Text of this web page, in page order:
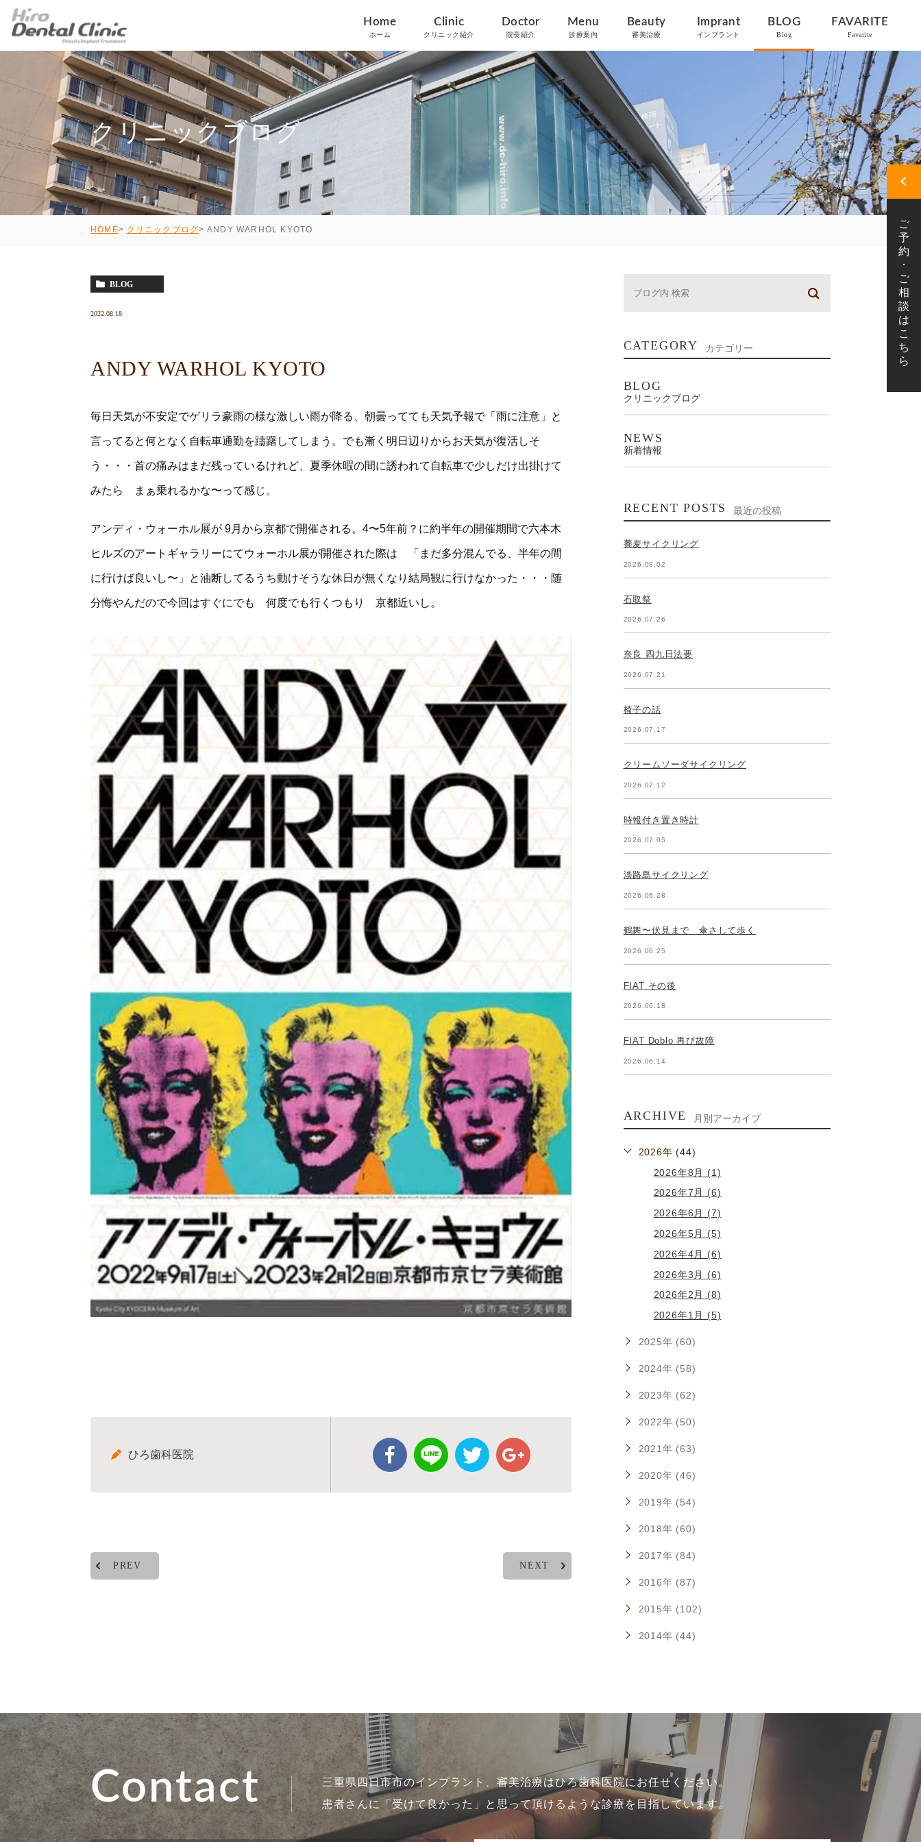
Home
ホーム
Clinic
クリニック紹介
Doctor
院長紹介
Menu
診療案内
Beauty
審美治療
Imprant
インプラント
BLOG
Blog
FAVARITE
Favarite
クリニックブログ
HOME クリニックブログ ANDY WARHOL KYOTO
BLOG
2022.08.18
ANDY WARHOL KYOTO
毎日天気が不安定でゲリラ豪雨の様な激しい雨が降る、朝曇ってても天気予報で「雨に注意」と
言ってると何となく自転車通勤を躊躇してしまう。でも漸く明日辺りからお天気が復活しそ
う・・・首の痛みはまだ残っているけれど、夏季休暇の間に誘われて自転車で少しだけ出掛けて
みたら まぁ乗れるかな〜って感じ。
アンディ・ウォーホル展が 9月から京都で開催される。4〜5年前？に約半年の開催期間で六本木
ヒルズのアートギャラリーにてウォーホル展が開催された際は 「まだ多分混んでる、半年の間
に行けば良いし〜」と油断してるうち動けそうな休日が無くなり結局観に行けなかった・・・随
分悔やんだので今回はすぐにでも 何度でも行くつもり 京都近いし。
ひろ歯科医院
PREV NEXT
CATEGORY カテゴリー
BLOG
クリニックブログ
NEWS
新着情報
RECENT POSTS 最近の投稿
蕎麦サイクリング
2026.08.02
石取祭
2026.07.26
奈良 四九日法要
2026.07.21
椅子の話
2026.07.17
クリームソーダサイクリング
2026.07.12
時報付き置き時計
2026.07.05
淡路島サイクリング
2026.06.28
鶴舞〜伏見まで 傘さして歩く
2026.06.25
FIAT その後
2026.06.18
FIAT Doblo 再び故障
2026.06.14
ARCHIVE 月別アーカイブ
2026年 (44)
2026年8月 (1)
2026年7月 (6)
2026年6月 (7)
2026年5月 (5)
2026年4月 (6)
2026年3月 (6)
2026年2月 (8)
2026年1月 (5)
2025年 (60)
2024年 (58)
2023年 (62)
2022年 (50)
2021年 (63)
2020年 (46)
2019年 (54)
2018年 (60)
2017年 (84)
2016年 (87)
2015年 (102)
2014年 (44)
Contact
三重県四日市市のインプラント、審美治療はひろ歯科医院にお任せください。
患者さんに「受けて良かった」と思って頂けるような診療を目指しています。